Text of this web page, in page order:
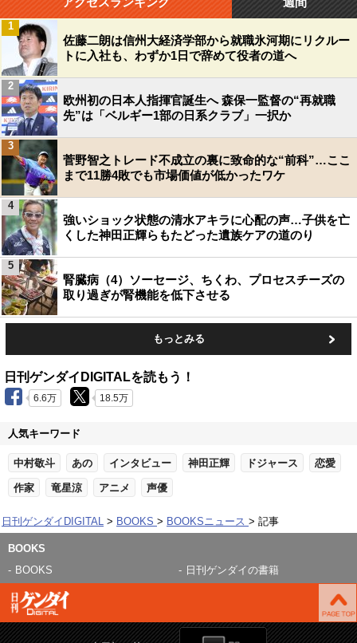
佐藤二朗は信州大経済学部から就職氷河期にリクルー
トに入社も、わずか1日で辞めて役者の道へ
1
欧州初の日本人指揮官誕生へ 森保一監督の“再就職
先”は「ベルギー1部の日系クラブ」一択か
2
菅野智之トレード不成立の裏に致命的な“前科”…ここ
まで11勝4敗でも市場価値が低かったワケ
3
強いショック状態の清水アキラに心配の声…子供を亡
くした神田正輝らもたどった遺族ケアの道のり
4
腎臓病（4）ソーセージ、ちくわ、プロセスチーズの
取り過ぎが腎機能を低下させる
5
もっとみる
日刊ゲンダイDIGITALを読もう！
6.6万 18.5万
人気キーワード
中村敬斗 あの インタビュー 神田正輝 ドジャース 恋愛
作家 竜星涼 アニメ 声優
日刊ゲンダイDIGITAL BOOKS BOOKSニュース 記事
BOOKS
BOOKS
日刊ゲンダイの書籍